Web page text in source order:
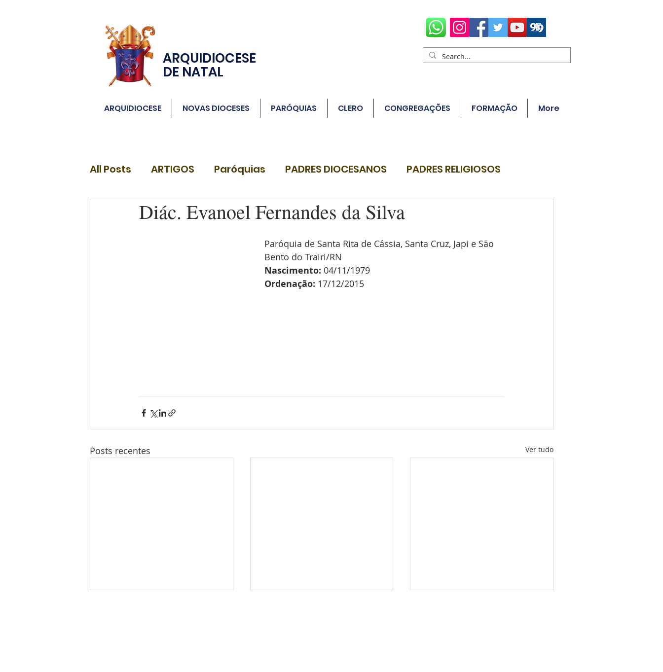
ARQUIDIOCESE
DE NATAL
ARQUIDIOCESE NOVAS DIOCESES PARÓQUIAS CLERO CONGREGAÇÕES FORMAÇÃO More
All Posts ARTIGOS Paróquias PADRES DIOCESANOS PADRES RELIGIOSOS
DIÁCONOSDiác. Evanoel Fernandes da Silva
Paróquia de Santa Rita de Cássia, Santa Cruz, Japi e São
Bento do Trairi/RN
Nascimento: 04/11/1979
Ordenação: 17/12/2015
Posts recentes Ver tudo